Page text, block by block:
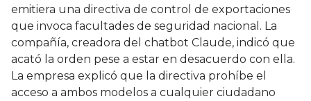
emitiera una directiva de control de exportaciones
que invoca facultades de seguridad nacional. La
compañía, creadora del chatbot Claude, indicó que
acató la orden pese a estar en desacuerdo con ella.
La empresa explicó que la directiva prohíbe el
acceso a ambos modelos a cualquier ciudadano